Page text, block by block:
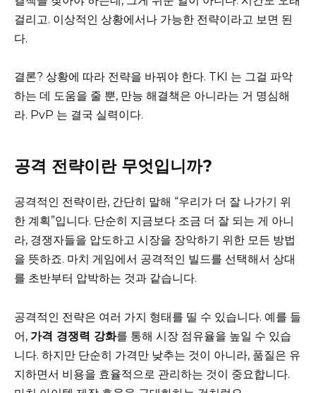
걸리고. 이상적인 상황에서나 가능한 전략이라고 보면 된
다.
결론? 상황에 따라 전략을 바꿔야 한다. TKI 는 그걸 파악
하는 데 도움을 줄 뿐, 만능 해결책은 아니라는 거 명심해
라. PvP 는 결국 실력이다.
공격 전략이란 무엇입니까?
공격적인 전략이란, 간단히 말해 “우리가 더 잘 나가기 위
한 계획”입니다. 단순히 지금보다 조금 더 잘 되는 게 아니
라, 경쟁자들을 압도하고 시장을 장악하기 위한 모든 방법
을 뜻하죠. 마치 게임에서 공격적인 빌드를 선택해서 상대
를 초반부터 압박하는 것과 같습니다.
공격적인 전략은 여러 가지 형태를 띨 수 있습니다. 예를 들
어, 가격 경쟁력 강화를 통해 시장 점유율을 높일 수 있습
니다. 하지만 단순히 가격만 낮추는 것이 아니라, 품질은 유
지하면서 비용을 효율적으로 관리하는 것이 중요합니다.